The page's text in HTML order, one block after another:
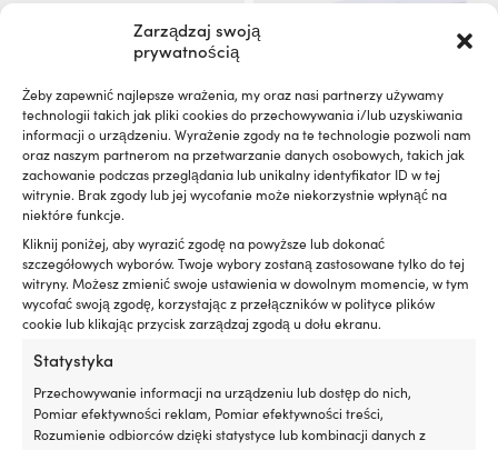
Zarządzaj swoją
prywatnością
Żeby zapewnić najlepsze wrażenia, my oraz nasi partnerzy używamy
technologii takich jak pliki cookies do przechowywania i/lub uzyskiwania
informacji o urządzeniu. Wyrażenie zgody na te technologie pozwoli nam
oraz naszym partnerom na przetwarzanie danych osobowych, takich jak
zachowanie podczas przeglądania lub unikalny identyfikator ID w tej
witrynie. Brak zgody lub jej wycofanie może niekorzystnie wpłynąć na
niektóre funkcje.
Kliknij poniżej, aby wyrazić zgodę na powyższe lub dokonać
szczegółowych wyborów. Twoje wybory zostaną zastosowane tylko do tej
witryny. Możesz zmienić swoje ustawienia w dowolnym momencie, w tym
wycofać swoją zgodę, korzystając z przełączników w polityce plików
cookie lub klikając przycisk zarządzaj zgodą u dołu ekranu.
Statystyka
Przechowywanie informacji na urządzeniu lub dostęp do nich,
Pomiar efektywności reklam, Pomiar efektywności treści,
Rozumienie odbiorców dzięki statystyce lub kombinacji danych z
podłoga listwowa, szary +
wiosła + pompka + zestaw
naprawczy
669,99€
VAT wlicz.
PRODUKT DOSTĘPNY NA
Crosseven, 2-komponentowy,
500 ml
12 W MAGAZYNIE (MOŻE BYĆ
ZAMÓWIONY)